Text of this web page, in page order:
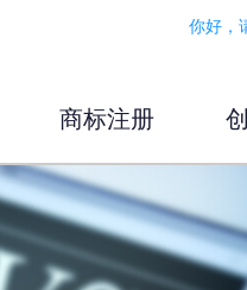
你好，
商标注册